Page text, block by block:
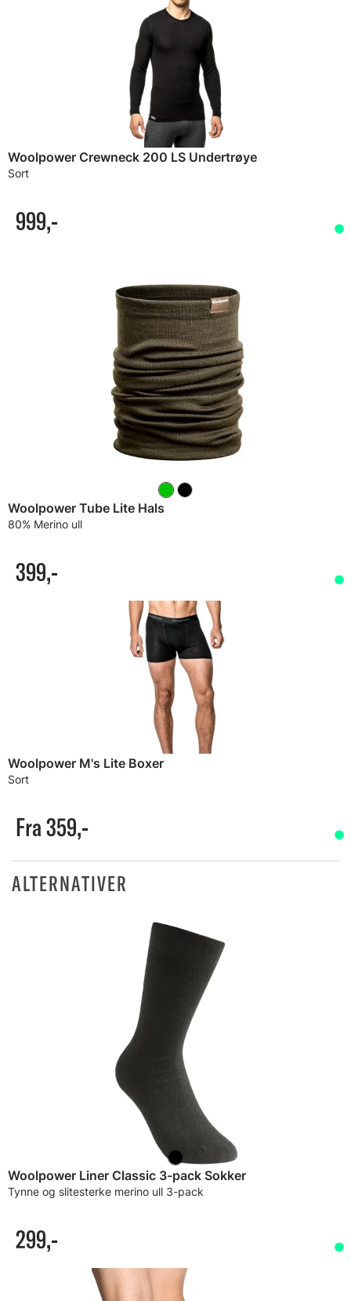
Woolpower Crewneck 200 LS Undertrøye
Sort
999,-
Woolpower Tube Lite Hals
80% Merino ull
399,-
Woolpower M's Lite Boxer
Sort
Fra 359,-
ALTERNATIVER
Woolpower Liner Classic 3-pack Sokker
Tynne og slitesterke merino ull 3-pack
299,-